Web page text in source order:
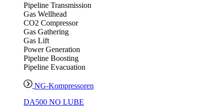
Pipeline Transmission
Gas Wellhead
CO2 Compressor
Gas Gathering
Gas Lift
Power Generation
Pipeline Boosting
Pipeline Evacuation
NG-Kompressoren
DA500 NO LUBE